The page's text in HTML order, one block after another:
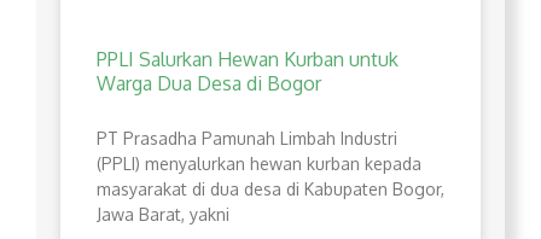
PPLI Salurkan Hewan Kurban untuk
Warga Dua Desa di Bogor
PT Prasadha Pamunah Limbah Industri
(PPLI) menyalurkan hewan kurban kepada
masyarakat di dua desa di Kabupaten Bogor,
Jawa Barat, yakni